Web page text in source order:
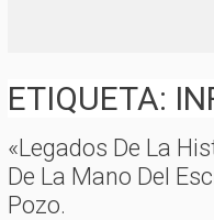
ETIQUETA:
«Legados De La
De La Mano Del
Pozo.